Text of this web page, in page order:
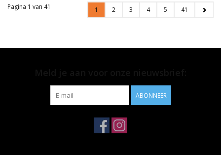
Pagina 1 van 41 1 2 3 4 5 41
ABONNEER